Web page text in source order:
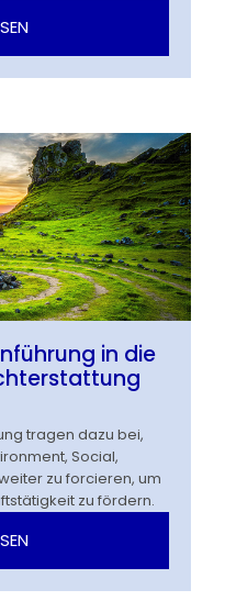
in die
tragen dazu bei,
Social,
zu forcieren, um
zu fördern.